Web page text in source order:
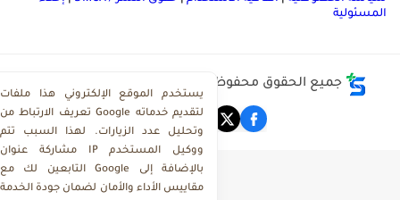
جميع الحقوق محفوظة ©
يستخدم الموقع الإلكتروني هذا ملفات
تعريف الارتباط من Google لتقديم خدماته
وتحليل عدد الزيارات. لهذا السبب تتم
مشاركة عنوان IP ووكيل المستخدم
التابعين لك مع Google بالإضافة إلى
مقاييس الأداء والأمان لضمان جودة الخدمة